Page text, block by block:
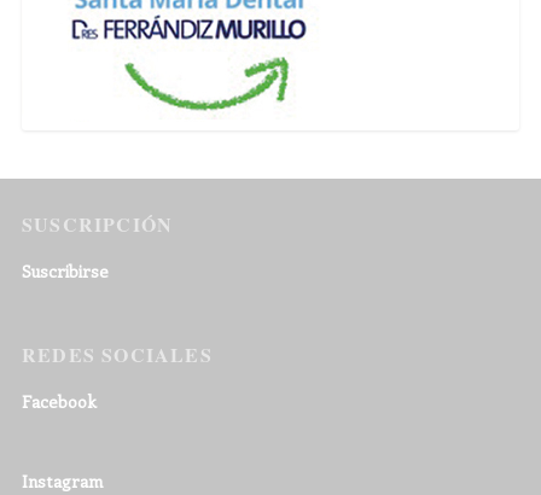
SUSCRIPCIÓN
Suscribirse
REDES SOCIALES
Facebook
Instagram